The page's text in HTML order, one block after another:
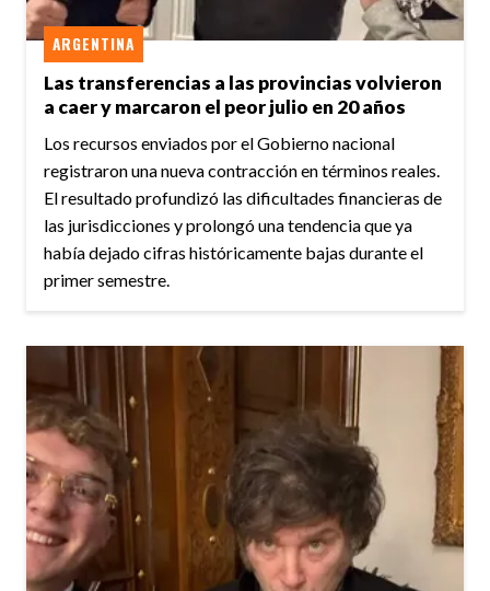
Las transferencias a las provincias volvieron
a caer y marcaron el peor julio en 20 años
ARGENTINA
Los recursos enviados por el Gobierno nacional
registraron una nueva contracción en términos reales.
El resultado profundizó las dificultades financieras de
las jurisdicciones y prolongó una tendencia que ya
había dejado cifras históricamente bajas durante el
primer semestre.